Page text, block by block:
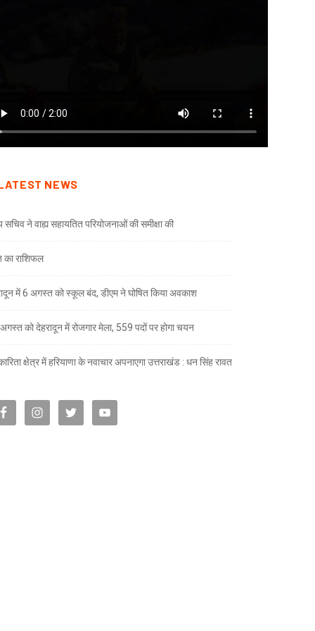
NEWS
सचिव ने वाह्य सहायतित परियोजनाओं की समीक्षा की
राशिफल
में 6 अगस्त को स्कूल बंद, डीएम ने घोषित किया अवकाश
को देहरादून में रोजगार मेला, 559 पदों पर होगा चयन
क्षेत्र में हरियाणा के नवाचार अपनाएगा उत्तराखंड : धन सिंह रावत